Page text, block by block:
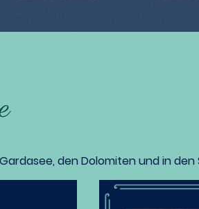
den Dolomiten und in den